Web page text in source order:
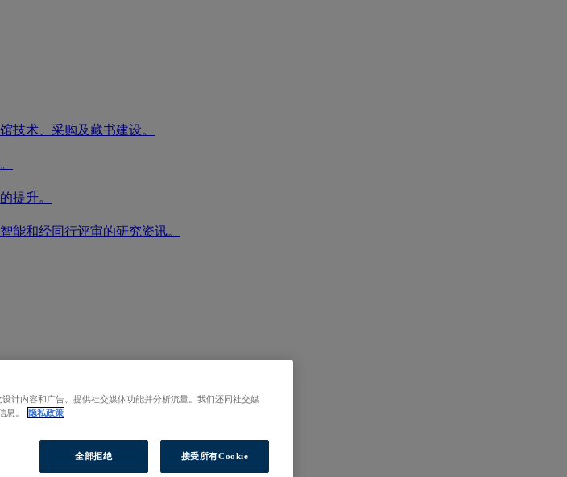
技术、采购及藏书建设。
提升。
能和经同行评审的研究资讯。
计内容和广告、提供社交媒体功能并分析流量。我们还同社交媒
息。
隐私政策
全部拒绝 接受所有Cookie